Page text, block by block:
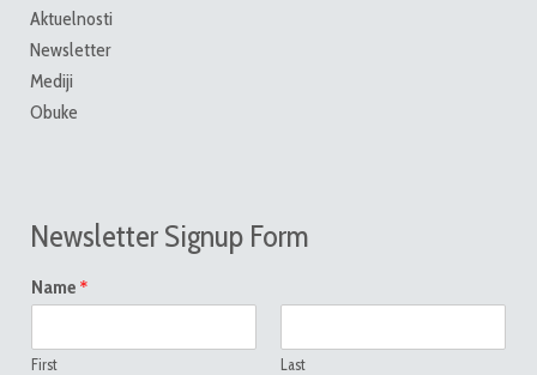
Aktuelnosti
Newsletter
Mediji
Obuke
Newsletter Signup Form
Name *
First Last